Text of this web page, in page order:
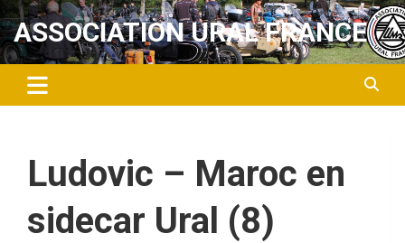
Aller
au
contenu
ASSOCIATION URAL FRANCE
Ludovic – Maroc en
sidecar Ural (8)